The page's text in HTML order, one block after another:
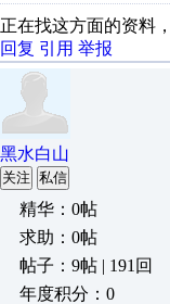
正在找这方面的资料
回复 引用 举报
黑水白山
关注 私信
精华：0帖
求助：0帖
帖子：9帖 | 191回
年度积分：0